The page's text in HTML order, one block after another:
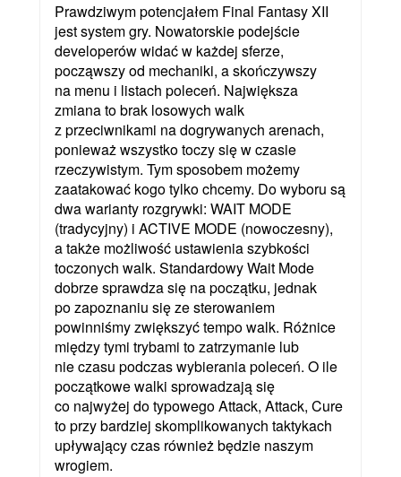
Prawdziwym potencjałem Final Fantasy XII
jest system gry. Nowatorskie podejście
developerów widać w każdej sferze,
począwszy od mechaniki, a skończywszy
na menu i listach poleceń. Największa
zmiana to brak losowych walk
z przeciwnikami na dogrywanych arenach,
ponieważ wszystko toczy się w czasie
rzeczywistym. Tym sposobem możemy
zaatakować kogo tylko chcemy. Do wyboru są
dwa warianty rozgrywki: WAIT MODE
(tradycyjny) i ACTIVE MODE (nowoczesny),
a także możliwość ustawienia szybkości
toczonych walk. Standardowy Wait Mode
dobrze sprawdza się na początku, jednak
po zapoznaniu się ze sterowaniem
powinniśmy zwiększyć tempo walk. Różnice
między tymi trybami to zatrzymanie lub
nie czasu podczas wybierania poleceń. O ile
początkowe walki sprowadzają się
co najwyżej do typowego Attack, Attack, Cure
to przy bardziej skomplikowanych taktykach
upływający czas również będzie naszym
wrogiem.